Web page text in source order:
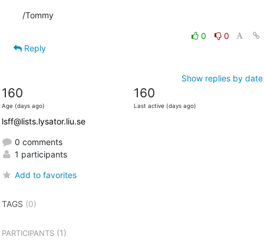
/Tommy
0
0
Reply
Show replies by date
160
Age (days ago)
160
Last active (days ago)
lsff@lists.lysator.liu.se
0 comments
1 participants
Add to favorites
TAGS (0)
PARTICIPANTS(1)